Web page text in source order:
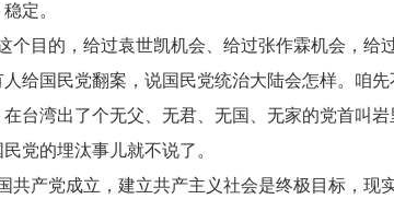
定。
目的，给过袁世凯机会、给过张作霖机会，给
人给国民党翻案，说国民党统治大陆会怎样。咱
台湾出了个无父、无君、无国、无家的党首叫
党的埋汰事儿就不说了。
产党成立，建立共产主义社会是终极目标，现